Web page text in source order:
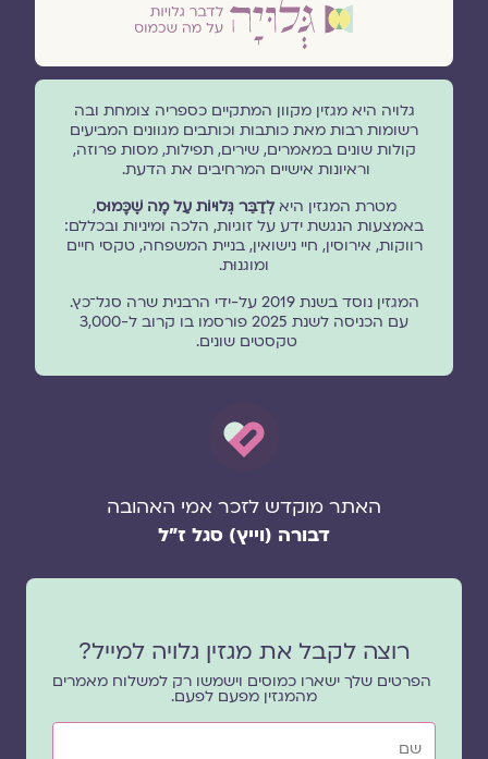
גלויה היא מגזין מקוון המתקיים כספריה צומחת ובה
רשומות רבות מאת כותבות וכותבים מגוונים המביעים
קולות שונים במאמרים, שירים, תפילות, מסות פרוזה,
וראיונות אישיים המרחיבים את הדעת.
מטרת המגזין היאלְדַבֵּר גְּלוּיוֹת עַל מָה שֶׁכָּמוּס,
באמצעות הנגשת ידע על זוגיות, הלכה ומיניות ובכללם:
רווקות, אירוסין, חיי נישואין, בניית המשפחה, טקסי חיים
ומוגנוּת.
המגזין נוסד בשנת 2019 על-ידי הרבנית שרה סגל־כץ.
עם הכניסה לשנת 2025 פורסמו בו קרוב ל-3,000
טקסטים שונים.
האתר מוקדש לזכר אמי האהובה
דבורה (וייץ) סגל ז"ל
רוצה לקבל את מגזין גלויה למייל?
הפרטים שלך ישארו כמוסים וישמשו רק למשלוח מאמרים
מהמגזין מפעם לפעם.
שם